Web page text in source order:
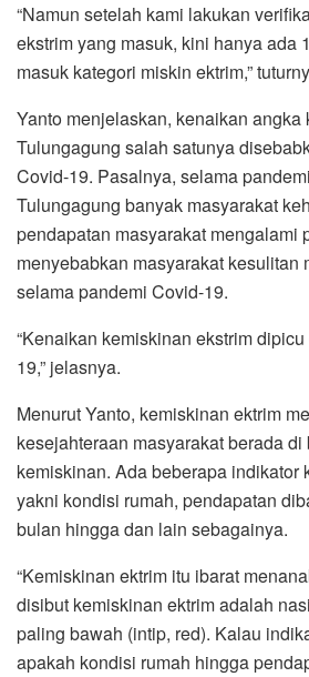
“Namun setelah kami lakukan
ekstrim yang masuk, kini hanya ada
masuk kategori miskin ektrim,”
Yanto menjelaskan, kenaikan angka
Tulungagung salah satunya
Covid-19. Pasalnya, selama
Tulungagung banyak masyarakat
pendapatan masyarakat mengalami
menyebabkan masyarakat kesulitan
selama pandemi Covid-19.
“Kenaikan kemiskinan ekstrim
19,” jelasnya.
Menurut Yanto, kemiskinan ektrim
kesejahteraan masyarakat berada
kemiskinan. Ada beberapa indikator
yakni kondisi rumah, pendapatan
bulan hingga dan lain sebagainya.
“Kemiskinan ektrim itu ibarat
disibut kemiskinan ektrim adalah
paling bawah (intip, red). Kalau
apakah kondisi rumah hingga